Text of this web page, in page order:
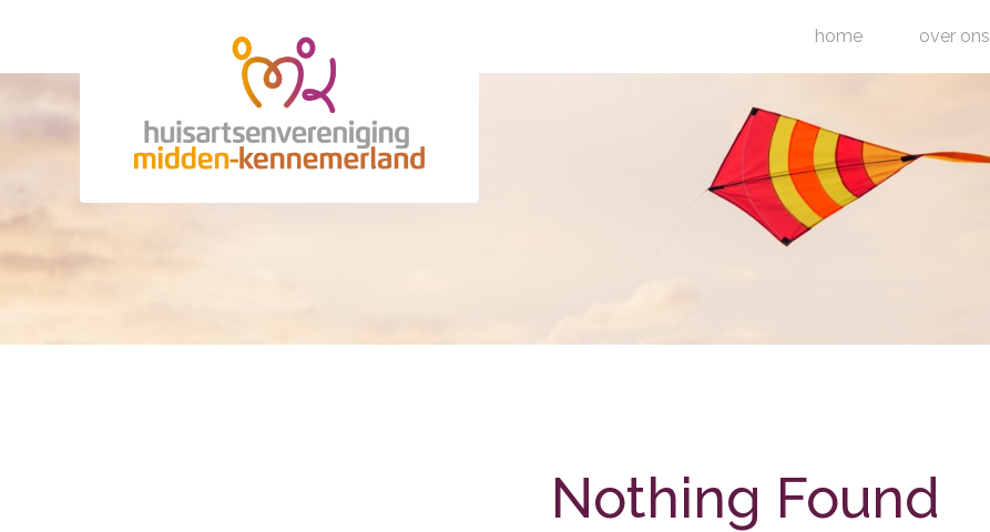
home over ons
Nothing Found